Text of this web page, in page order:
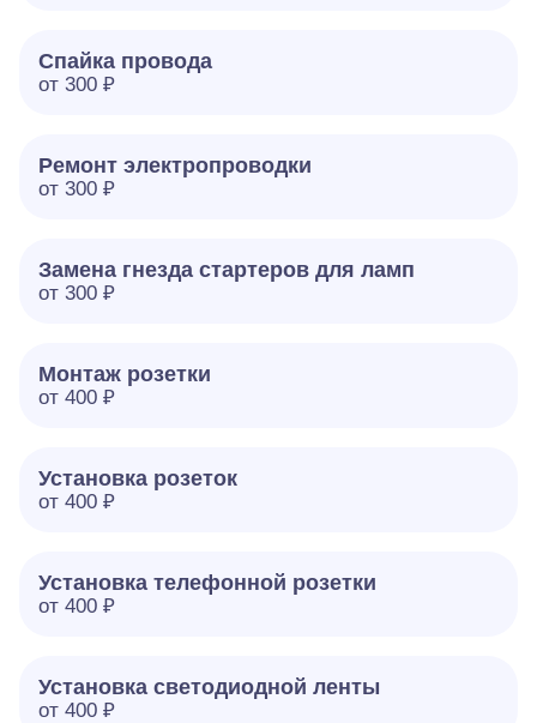
Спайка провода
от 300 ₽
Ремонт электропроводки
от 300 ₽
Замена гнезда стартеров для ламп
от 300 ₽
Монтаж розетки
от 400 ₽
Установка розеток
от 400 ₽
Установка телефонной розетки
от 400 ₽
Установка светодиодной ленты
от 400 ₽